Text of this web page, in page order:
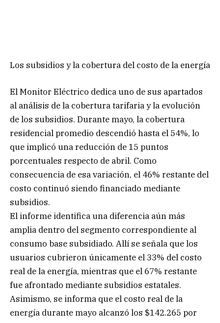
Los subsidios y la cobertura del costo de la energía
El Monitor Eléctrico dedica uno de sus apartados
al análisis de la cobertura tarifaria y la evolución
de los subsidios. Durante mayo, la cobertura
residencial promedio descendió hasta el 54%, lo
que implicó una reducción de 15 puntos
porcentuales respecto de abril. Como
consecuencia de esa variación, el 46% restante del
costo continuó siendo financiado mediante
subsidios.
El informe identifica una diferencia aún más
amplia dentro del segmento correspondiente al
consumo base subsidiado. Allí se señala que los
usuarios cubrieron únicamente el 33% del costo
real de la energía, mientras que el 67% restante
fue afrontado mediante subsidios estatales.
Asimismo, se informa que el costo real de la
energía durante mayo alcanzó los $142.265 por